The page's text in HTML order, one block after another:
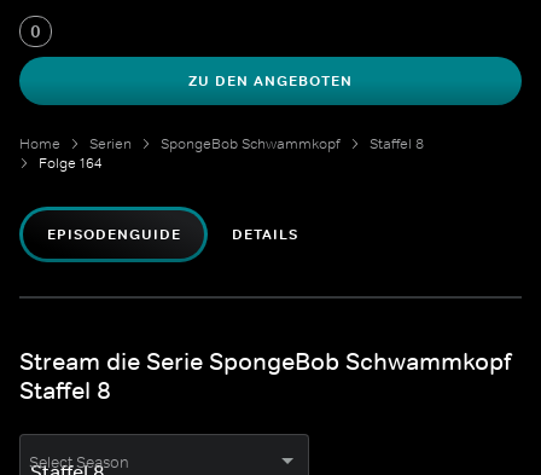
0
ZU DEN ANGEBOTEN
Home Serien SpongeBob Schwammkopf
Staffel 8
Folge 164
EPISODENGUIDE DETAILS
Stream die Serie SpongeBob Schwammkopf
Staffel 8
Select Season